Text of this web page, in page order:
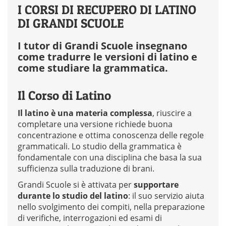
I CORSI DI RECUPERO DI LATINO
DI GRANDI SCUOLE
I tutor di Grandi Scuole insegnano
come tradurre le versioni di latino e
come studiare la grammatica.
Il Corso di Latino
Il latino è una materia complessa, riuscire a
completare una versione richiede buona
concentrazione e ottima conoscenza delle regole
grammaticali. Lo studio della grammatica è
fondamentale con una disciplina che basa la sua
sufficienza sulla traduzione di brani.
Grandi Scuole si è attivata persupportare
durante lo studio del latino: il suo servizio aiuta
nello svolgimento dei compiti, nella preparazione
di verifiche, interrogazioni ed esami di